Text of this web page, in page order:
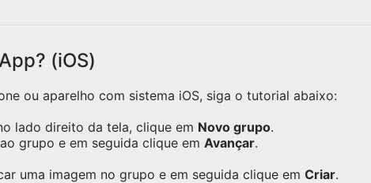
(iOS)
ou aparelho com sistema iOS, siga o tutorial abaixo:
lado direito da tela, clique em Novo grupo.
grupo e em seguida clique em Avançar.
uma imagem no grupo e em seguida clique em Criar.